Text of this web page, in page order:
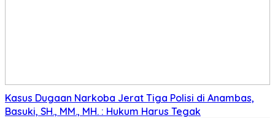
Kasus Dugaan Narkoba Jerat Tiga Polisi di Anambas,
Basuki, SH., MM., MH. : Hukum Harus Tegak